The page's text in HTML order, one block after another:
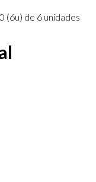
(6u) de 6 unidades